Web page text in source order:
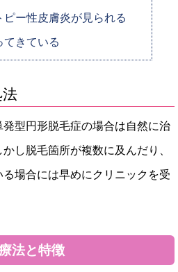
ー性皮膚炎が見られる
てきている
型円形脱毛症の場合は自然に治
し脱毛箇所が複数に及んだり、
場合には早めにクリニックを受
法と特徴